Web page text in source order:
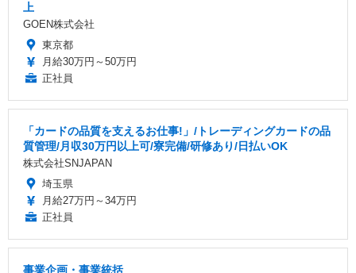
上
GOEN株式会社
東京都
月給30万円～50万円
正社員
「カードの品質を支えるお仕事!」/トレーディングカードの品
質管理/月収30万円以上可/寮完備/研修あり/日払いOK
株式会社SNJAPAN
埼玉県
月給27万円～34万円
正社員
事業企画・事業統括